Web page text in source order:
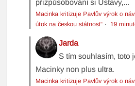
přizpůsobování si Ústavy,...
Macinka kritizuje Pavlův výrok o
útok na českou státnost“ · 19
Jarda
S tím souhlasím, toto
Macinky non plus ultra.
Macinka kritizuje Pavlův výrok o